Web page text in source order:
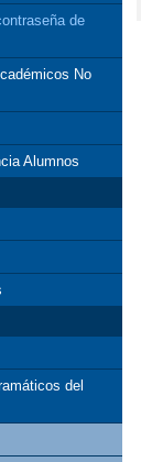
de
No
Alumnos
del